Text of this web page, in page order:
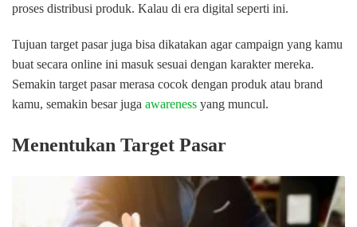
proses distribusi produk. Kalau di era digital seperti ini.
Tujuan target pasar juga bisa dikatakan agar campaign yang kamu
buat secara online ini masuk sesuai dengan karakter mereka.
Semakin target pasar merasa cocok dengan produk atau brand
kamu, semakin besar juga awareness yang muncul.
Menentukan Target Pasar